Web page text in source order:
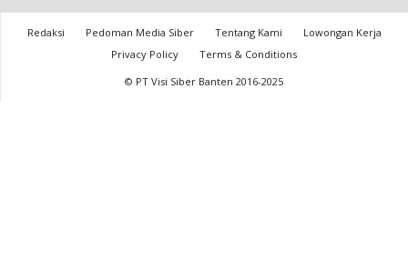
Redaksi Pedoman Media Siber Tentang Kami
Lowongan Kerja
Privacy Policy
Terms & Conditions
© PT Visi Siber Banten 2016-2025